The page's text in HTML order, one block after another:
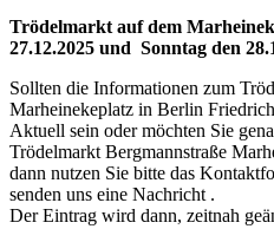
Trödelmarkt auf dem
27.12.2025 und Sonntag den
Sollten die Informationen zum
Marheinekeplatz in Berlin
Aktuell sein oder möchten Sie
Trödelmarkt Bergmannstraße
dann nutzen Sie bitte das
senden uns eine Nachricht .
Der Eintrag wird dann, zeitnah